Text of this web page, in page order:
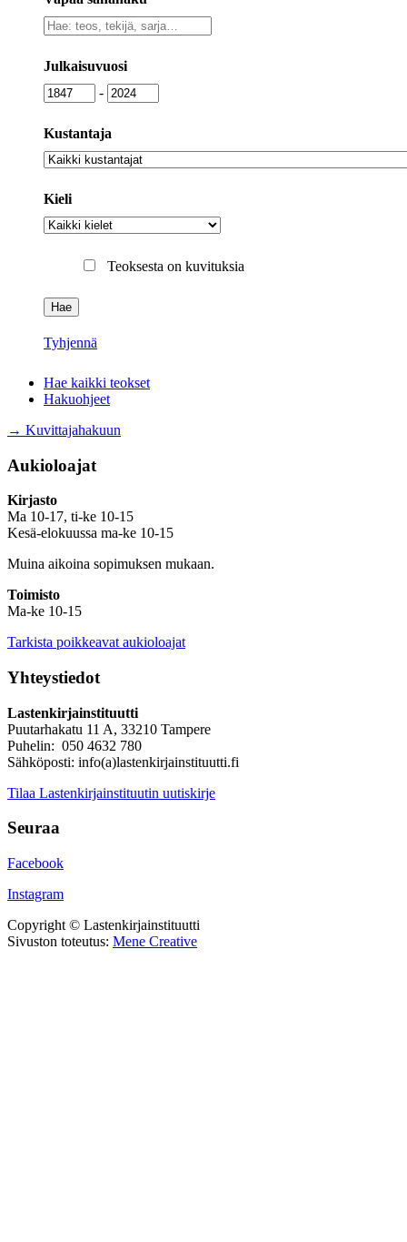
Vapaa
sanahaku
Julkaisuvuosi
Julkaisuvuosi
- Julkaisuvuosi
Kustantaja
Kustantaja
Kieli
Kieli
Teoksesta on kuvituksia
Tyhjennä
Hae kaikki teokset
Hakuohjeet
→ Kuvittajahakuun
Aukioloajat
Kirjasto
Ma 10-17, ti-ke 10-15
Kesä-elokuussa ma-ke 10-15
Muina aikoina sopimuksen mukaan.
Toimisto
Ma-ke 10-15
Tarkista poikkeavat aukioloajat
Yhteystiedot
Lastenkirjainstituutti
Puutarhakatu 11 A, 33210 Tampere
Puhelin: 050 4632 780
Sähköposti: info(a)lastenkirjainstituutti.fi
Tilaa Lastenkirjainstituutin uutiskirje
Seuraa
Facebook
Instagram
Copyright © Lastenkirjainstituutti
Sivuston toteutus: Mene Creative